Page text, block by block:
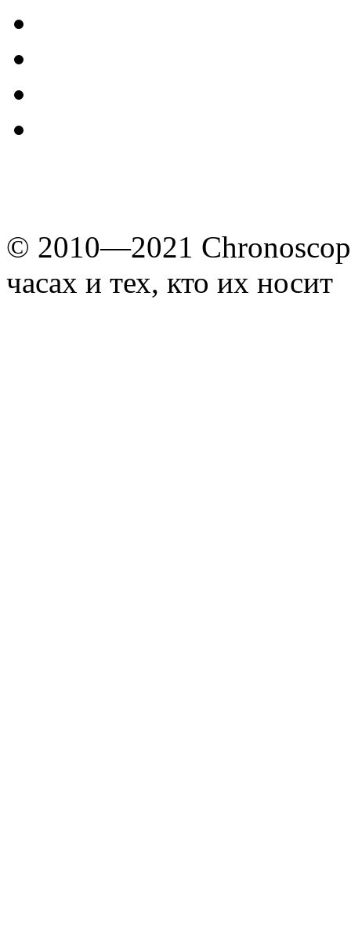
© 2010—2021
часах и тех, кто их носит